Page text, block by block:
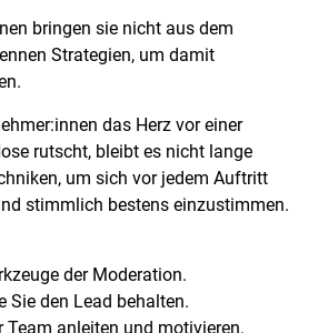
bringen sie nicht aus dem
Strategien, um damit
das Herz vor einer
rutscht, bleibt es nicht lange
um sich vor jedem Auftritt
stimmlich bestens einzustimmen.
der Moderation.
Sie den Lead behalten.
Team anleiten und motivieren.